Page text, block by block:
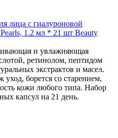
лица с гиалуроновой
1.2 мл * 21 шт Beauty
и увлажняющая
ретинолом, пептидом
экстрактов и масел.
борется со старением,
кожи любого типа. Набор
капсул на 21 день.